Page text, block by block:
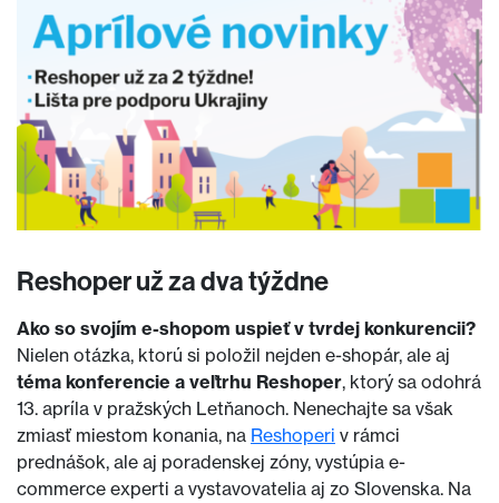
Reshoper už za dva týždne
Ako so svojím e-shopom uspieť v tvrdej konkurencii?
Nielen otázka, ktorú si položil nejden e-shopár, ale aj
téma konferencie a veľtrhu Reshoper, ktorý sa odohrá
13. apríla v pražských Letňanoch. Nenechajte sa však
zmiasť miestom konania, na Reshoperi v rámci
prednášok, ale aj poradenskej zóny, vystúpia e-
commerce experti a vystavovatelia aj zo Slovenska. Na